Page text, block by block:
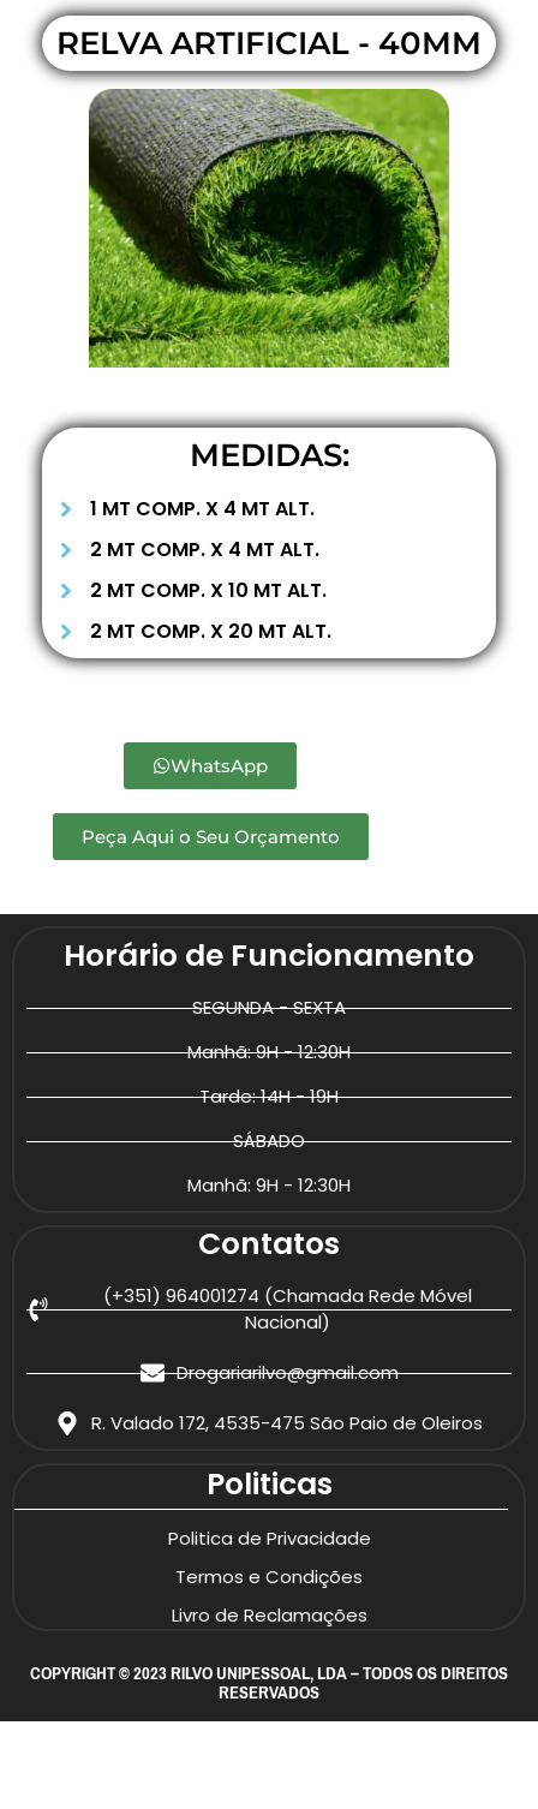
RELVA ARTIFICIAL - 40MM
MEDIDAS:
1 MT COMP. X 4 MT ALT.
2 MT COMP. X 4 MT ALT.
2 MT COMP. X 10 MT ALT.
2 MT COMP. X 20 MT ALT.
WhatsApp
Peça Aqui o Seu Orçamento
Horário de Funcionamento
SEGUNDA - SEXTA
Manhã: 9H - 12:30H
Tarde: 14H - 19H
SÁBADO
Manhã: 9H - 12:30H
Contatos
(+351) 964001274 (Chamada Rede Móvel
Nacional)
Drogariarilvo@gmail.com
R. Valado 172, 4535-475 São Paio de Oleiros
Politicas
Politica de Privacidade
Termos e Condições
Livro de Reclamações
COPYRIGHT © 2023 RILVO UNIPESSOAL, LDA – TODOS OS DIREITOS
RESERVADOS